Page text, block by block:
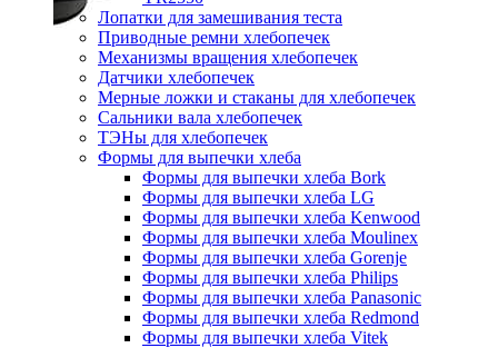
Лопатки для замешивания теста
Приводные ремни хлебопечек
Механизмы вращения хлебопечек
Датчики хлебопечек
Мерные ложки и стаканы для хлебопечек
Сальники вала хлебопечек
ТЭНы для хлебопечек
Формы для выпечки хлеба
Формы для выпечки хлеба Bork
Формы для выпечки хлеба LG
Формы для выпечки хлеба Kenwood
Формы для выпечки хлеба Moulinex
Формы для выпечки хлеба Gorenje
Формы для выпечки хлеба Philips
Формы для выпечки хлеба Panasonic
Формы для выпечки хлеба Redmond
Формы для выпечки хлеба Vitek